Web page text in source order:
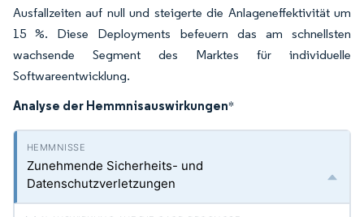
Ausfallzeiten auf null und steigerte die Anlageneffektivität um
15 %. Diese Deployments befeuern das am schnellsten
wachsende Segment des Marktes für individuelle
Softwareentwicklung.
Analyse der Hemmnisauswirkungen*
Zunehmende Sicherheits- und
Datenschutzverletzungen